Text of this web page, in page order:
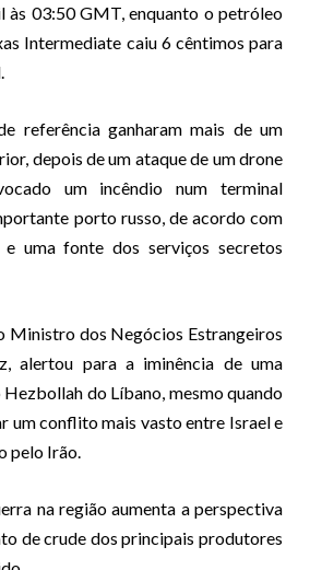
às 03:50 GMT, enquanto o petróleo
Intermediate caiu 6 cêntimos para
referência ganharam mais de um
depois de um ataque de um drone
um incêndio num terminal
porto russo, de acordo com
e uma fonte dos serviços secretos
Ministro dos Negócios Estrangeiros
alertou para a iminência de uma
do Líbano, mesmo quando
um conflito mais vasto entre Israel e
pelo Irão.
na região aumenta a perspectiva
de crude dos principais produtores